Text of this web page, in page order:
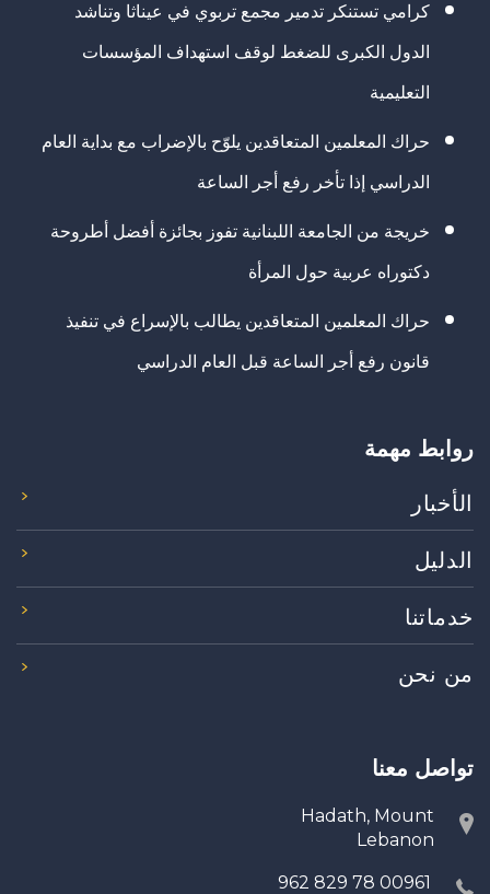
كرامي تستنكر تدمير مجمع تربوي في عيناثا وتناشد
الدول الكبرى للضغط لوقف استهداف المؤسسات
التعليمية
حراك المعلمين المتعاقدين يلوّح بالإضراب مع بداية العام
الدراسي إذا تأخر رفع أجر الساعة
خريجة من الجامعة اللبنانية تفوز بجائزة أفضل أطروحة
دكتوراه عربية حول المرأة
حراك المعلمين المتعاقدين يطالب بالإسراع في تنفيذ
قانون رفع أجر الساعة قبل العام الدراسي
روابط مهمة
الأخبار
الدليل
خدماتنا
من نحن
تواصل معنا
Hadath, Mount
Lebanon
00961 78 829 962